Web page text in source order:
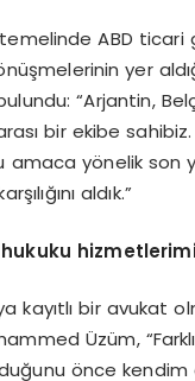
temelinde ABD
yer
“Arjantin,
bir ekibe
amaca yönelik son
aldık.”
kayıtlı bir avukat
Üzüm,
önce